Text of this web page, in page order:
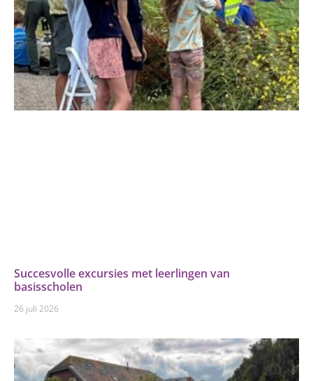
Succesvolle excursies met leerlingen van
basisscholen
26 juli 2026